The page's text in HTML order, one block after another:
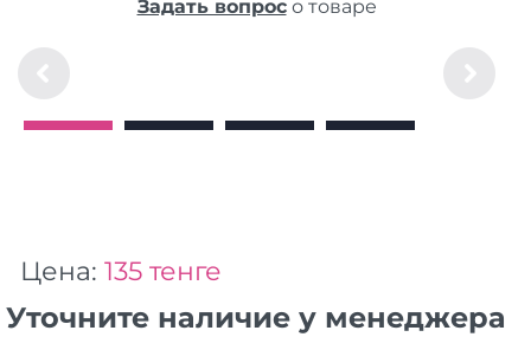
Задать вопросо товаре
Цена: 135 тенге
Уточните наличие у менеджера